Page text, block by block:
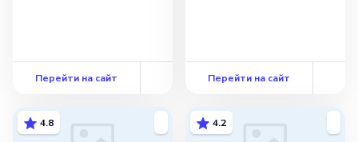
Перейти на сайт Перейти на сайт
4.8 4.2